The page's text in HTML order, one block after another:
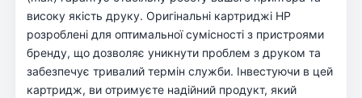
високу якість друку. Оригінальні картриджі HP
розроблені для оптимальної сумісності з пристроями
бренду, що дозволяє уникнути проблем з друком та
забезпечує тривалий термін служби. Інвестуючи в цей
картридж, ви отримуєте надійний продукт, який